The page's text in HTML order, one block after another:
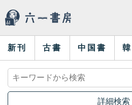
新刊 古書 中国書
詳細検索